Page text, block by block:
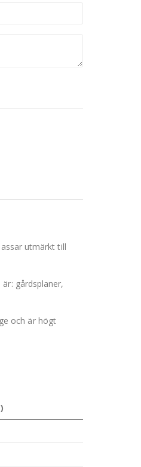
utmärkt till
gårdsplaner,
och är högt